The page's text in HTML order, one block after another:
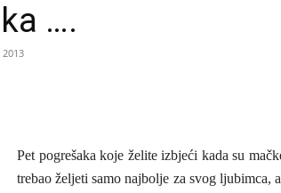
….
Pet pogrešaka koje želite izbjeći kada su
trebao željeti samo najbolje za svog ljubimca,